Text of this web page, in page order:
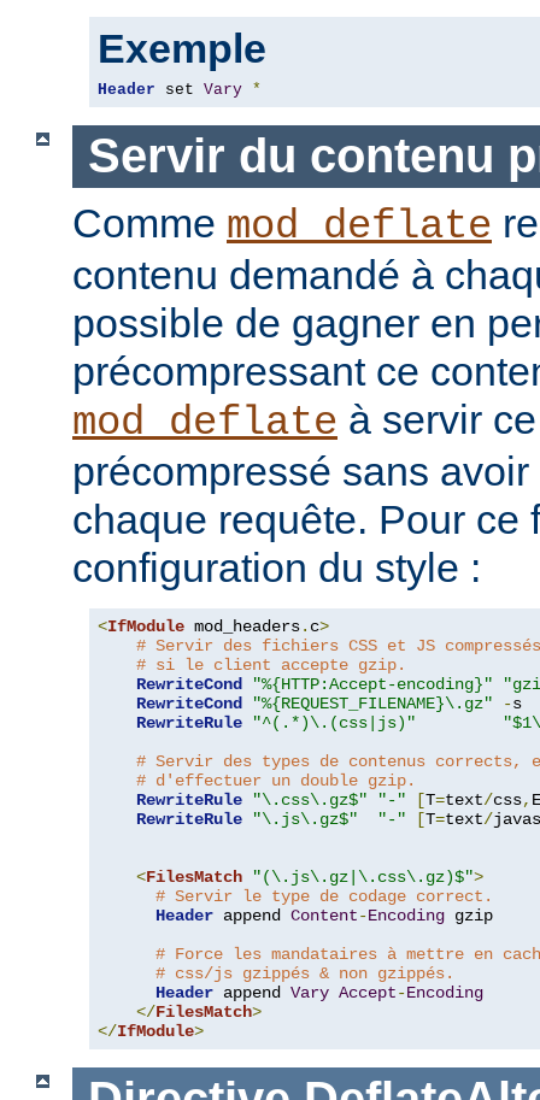
Exemple
Header set Vary *
Servir du contenu
Comme mod_deflate
contenu demandé à
possible de gagner en
précompressant ce
mod_deflate à servir
précompressé sans
chaque requête. Pour ce
configuration du style :
<IfModule mod_headers. c>
# Servir des fichiers CSS et JS
# si le client accepte gzip.
RewriteCond
"%{HTTP:Accept-encoding}"
RewriteCond
"%{REQUEST_FILENAME}\.gz" -s
RewriteRule
"^(.*)\.(css|js)"
# Servir des types de contenus corrects,
# d'effectuer un double gzip.
RewriteRule
"\.css\.gz$" "-" [T=text/css, E
RewriteRule
"\.js\.gz$" "-" [T=text/
<FilesMatch "(\.js\.gz|\.css\.gz)$">
# Servir le type de codage correct.
Header append Content-Encoding gzip
# Force les mandataires à mettre en
# css/js gzippés & non gzippés.
Header append Vary Accept-Encoding
</FilesMatch>
</IfModule>